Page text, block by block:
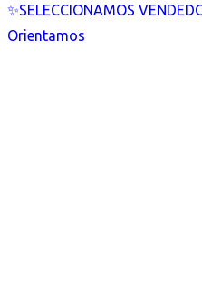
✨SELECCIONAMOS
Orientamos